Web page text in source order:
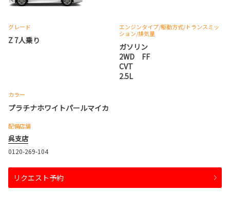
グレード
Z 7人乗り
エンジンタイプ/駆動方式/トランスミッ
ション/排気量
ガソリン
2WD FF
CVT
2.5L
カラー
プラチナホワイトパールマイカ
配備店舗
呉支店
0120-269-104
リクエスト予約